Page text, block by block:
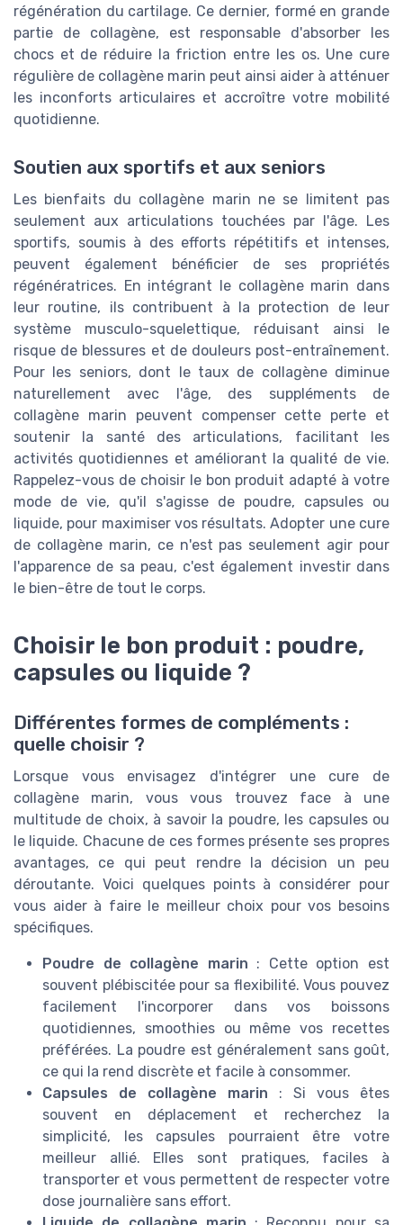
régénération du cartilage. Ce dernier, formé en grande
partie de collagène, est responsable d'absorber les
chocs et de réduire la friction entre les os. Une cure
régulière de collagène marin peut ainsi aider à atténuer
les inconforts articulaires et accroître votre mobilité
quotidienne.
Soutien aux sportifs et aux seniors
Les bienfaits du collagène marin ne se limitent pas
seulement aux articulations touchées par l'âge. Les
sportifs, soumis à des efforts répétitifs et intenses,
peuvent également bénéficier de ses propriétés
régénératrices. En intégrant le collagène marin dans
leur routine, ils contribuent à la protection de leur
système musculo-squelettique, réduisant ainsi le
risque de blessures et de douleurs post-entraînement.
Pour les seniors, dont le taux de collagène diminue
naturellement avec l'âge, des suppléments de
collagène marin peuvent compenser cette perte et
soutenir la santé des articulations, facilitant les
activités quotidiennes et améliorant la qualité de vie.
Rappelez-vous de choisir le bon produit adapté à votre
mode de vie, qu'il s'agisse de poudre, capsules ou
liquide, pour maximiser vos résultats. Adopter une cure
de collagène marin, ce n'est pas seulement agir pour
l'apparence de sa peau, c'est également investir dans
le bien-être de tout le corps.
Choisir le bon produit : poudre,
capsules ou liquide ?
Différentes formes de compléments :
quelle choisir ?
Lorsque vous envisagez d'intégrer une cure de
collagène marin, vous vous trouvez face à une
multitude de choix, à savoir la poudre, les capsules ou
le liquide. Chacune de ces formes présente ses propres
avantages, ce qui peut rendre la décision un peu
déroutante. Voici quelques points à considérer pour
vous aider à faire le meilleur choix pour vos besoins
spécifiques.
Poudre de collagène marin : Cette option est
souvent plébiscitée pour sa flexibilité. Vous pouvez
facilement l'incorporer dans vos boissons
quotidiennes, smoothies ou même vos recettes
préférées. La poudre est généralement sans goût,
ce qui la rend discrète et facile à consommer.
Capsules de collagène marin : Si vous êtes
souvent en déplacement et recherchez la
simplicité, les capsules pourraient être votre
meilleur allié. Elles sont pratiques, faciles à
transporter et vous permettent de respecter votre
dose journalière sans effort.